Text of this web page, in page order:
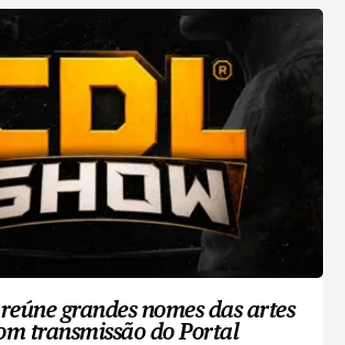
grandes nomes das artes
transmissão do Portal